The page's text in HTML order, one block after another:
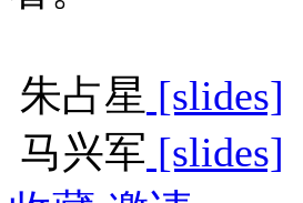
朱占星 [slides]
马兴军 [slides]